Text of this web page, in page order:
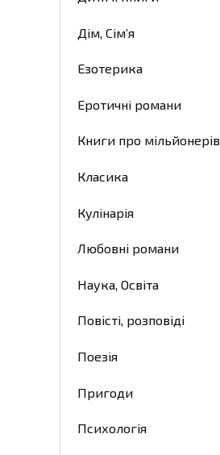
Дім, Сім’я
Езотерика
Еротичні романи
Книги про мільйонерів
Класика
Кулінарія
Любовні романи
Наука, Освіта
Повісті, розповіді
Поезія
Пригоди
Психологія